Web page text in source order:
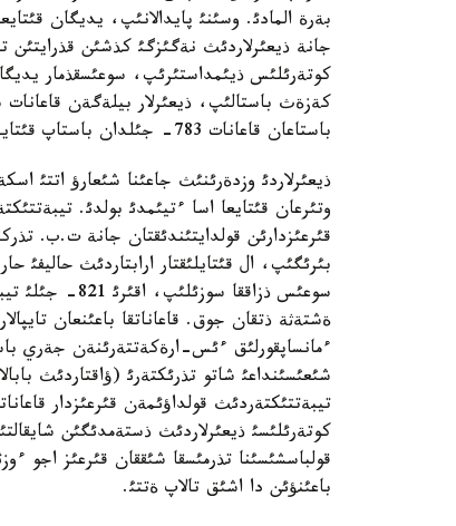
بةرة المادئ. وسئنئ پايدالانئپ، يديگان
جانة ذيعئرلاردئث نةگئزگئ كذشئن قذرايتئن
كوتةرئلئس ذيئمداستئرئپ، سوعئسقذمار
كةزةث باستالئپ، ذيعئرلار بيلةگةن قاعانات
باستاعان قاعانات 783- جئلدان باستاپ قئتايدئث أاسسالئنا قالاي اينالعانئن دا بئلمةي قالدئ.
ذيعئرلاردئ وزدةرئنئث جاعئنا شئعارؤ اتتئ
وتئرعان قئتايعا اسا ءتيئمدئ بولدئ.
قئرعئزدارئن قولدايتئندئقتان جانة ت.ب.
بئرئگئپ، ال قئتايلئقتار ارابتاردئث
سوعئس ذزاققا
ةشتةثة ذتقان جوق. قاعاناتقا باعئنعان
كوتةرئلئسئ ذيعئرلاردئث ذستةمدئگئن
قولباسشئسئنا تذرمئسقا شئققان قئرعئز اجو
باعئنؤئن دا اشئق تالاپ ةتتئ.